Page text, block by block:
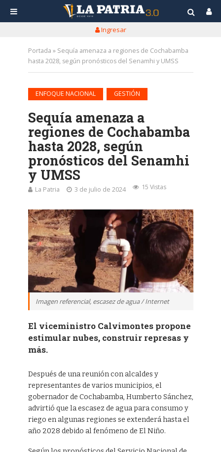
Ingresar
Portada » Sequía amenaza a regiones de Cochabamba
hasta 2028, según pronósticos del Senamhi y UMSS
ENFOQUE NACIONAL GESTIÓN
Sequía amenaza a
regiones de Cochabamba
hasta 2028, según
pronósticos del Senamhi
y UMSS
La Patria 3 de julio de 2024 15 Vistas
Imagen referencial, escasez de agua / Internet
El viceministro Calvimontes propone
estimular nubes, construir represas y
más.
Después de una reunión con alcaldes y
representantes de varios municipios, el
gobernador de Cochabamba, Humberto Sánchez,
advirtió que la escasez de agua para consumo y
riego en algunas regiones se extenderá hasta el
año 2028 debido al fenómeno de El Niño.